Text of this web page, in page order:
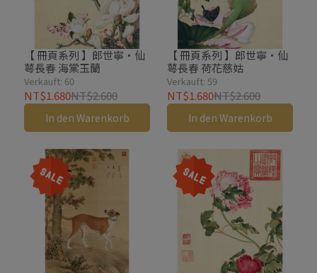
【 冊頁系列 】郎世寧・仙
萼長春 海棠玉蘭
Verkauft: 60
NT$1.680NT$2.600
In den Warenkorb
【 冊頁系列 】郎世寧・仙
萼長春 荷花慈姑
Verkauft: 59
NT$1.680NT$2.600
In den Warenkorb